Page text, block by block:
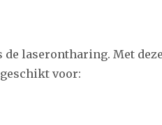
laserontharing. Met
voor: